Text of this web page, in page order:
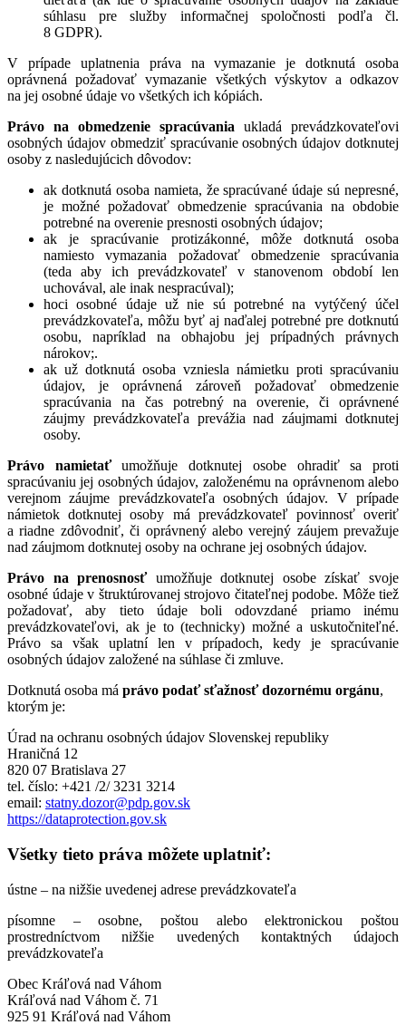
súhlasu pre služby informačnej spoločnosti podľa čl.
8 GDPR).
V prípade uplatnenia práva na vymazanie je dotknutá osoba
oprávnená požadovať vymazanie všetkých výskytov a odkazov
na jej osobné údaje vo všetkých ich kópiách.
Právo na obmedzenie spracúvania ukladá prevádzkovateľovi
osobných údajov obmedziť spracúvanie osobných údajov dotknutej
osoby z nasledujúcich dôvodov:
ak dotknutá osoba namieta, že spracúvané údaje sú nepresné,
je možné požadovať obmedzenie spracúvania na obdobie
potrebné na overenie presnosti osobných údajov;
ak je spracúvanie protizákonné, môže dotknutá osoba
namiesto vymazania požadovať obmedzenie spracúvania
(teda aby ich prevádzkovateľ v stanovenom období len
uchovával, ale inak nespracúval);
hoci osobné údaje už nie sú potrebné na vytýčený účel
prevádzkovateľa, môžu byť aj naďalej potrebné pre dotknutú
osobu, napríklad na obhajobu jej prípadných právnych
nárokov;.
ak už dotknutá osoba vzniesla námietku proti spracúvaniu
údajov, je oprávnená zároveň požadovať obmedzenie
spracúvania na čas potrebný na overenie, či oprávnené
záujmy prevádzkovateľa prevážia nad záujmami dotknutej
osoby.
Právo namietaťumožňuje dotknutej osobe ohradiť sa proti
spracúvaniu jej osobných údajov, založenému na oprávnenom alebo
verejnom záujme prevádzkovateľa osobných údajov. V prípade
námietok dotknutej osoby má prevádzkovateľ povinnosť overiť
a riadne zdôvodniť, či oprávnený alebo verejný záujem prevažuje
nad záujmom dotknutej osoby na ochrane jej osobných údajov.
Právo na prenosnosťumožňuje dotknutej osobe získať svoje
osobné údaje v štruktúrovanej strojovo čitateľnej podobe. Môže tiež
požadovať, aby tieto údaje boli odovzdané priamo inému
prevádzkovateľovi, ak je to (technicky) možné a uskutočniteľné.
Právo sa však uplatní len v prípadoch, kedy je spracúvanie
osobných údajov založené na súhlase či zmluve.
Dotknutá osoba má právo podať sťažnosť dozornému orgánu,
ktorým je:
Úrad na ochranu osobných údajov Slovenskej republiky
Hraničná 12
820 07 Bratislava 27
tel. číslo: +421 /2/ 3231 3214
email: statny.dozor@pdp.gov.sk
https://dataprotection.gov.sk
Všetky tieto práva môžete uplatniť:
ústne – na nižšie uvedenej adrese prevádzkovateľa
písomne – osobne, poštou alebo elektronickou poštou
prostredníctvom nižšie uvedených kontaktných údajoch
prevádzkovateľa
Obec Kráľová nad Váhom
Kráľová nad Váhom č. 71
925 91 Kráľová nad Váhom